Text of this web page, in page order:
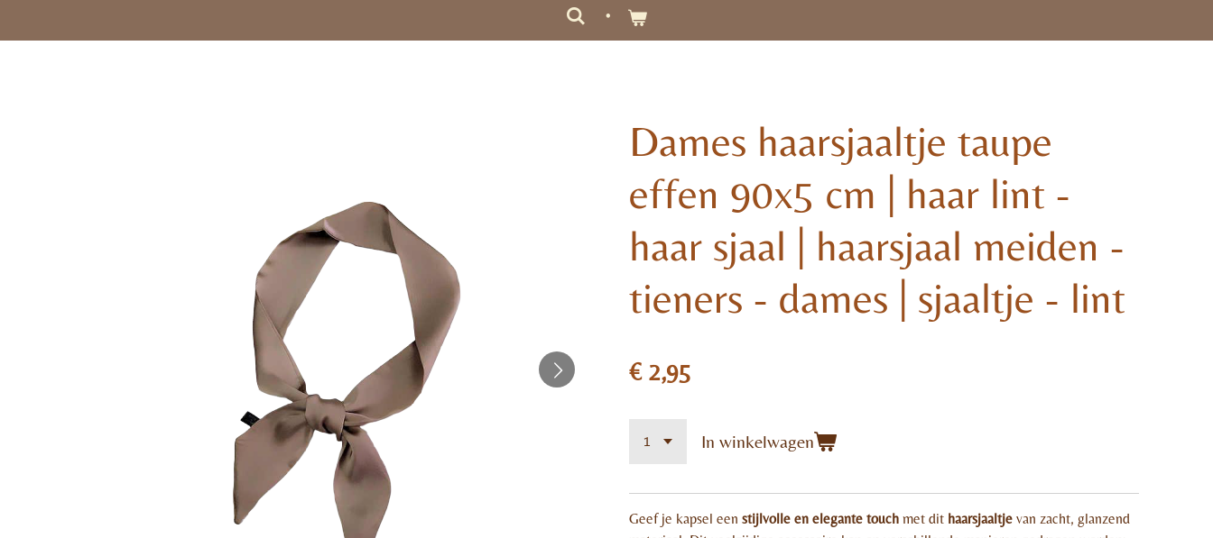
Dames haarsjaaltje taupe
effen 90x5 cm | haar lint -
haar sjaal | haarsjaal meiden -
tieners - dames | sjaaltje - lint
€ 2,95
In winkelwagen
Geef je kapsel een stijlvolle en elegante touch met dit haarsjaaltje van zacht, glanzend